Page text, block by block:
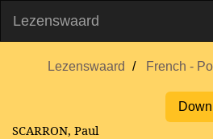
Lezenswaard
Lezenswaard French -
SCARRON, Paul